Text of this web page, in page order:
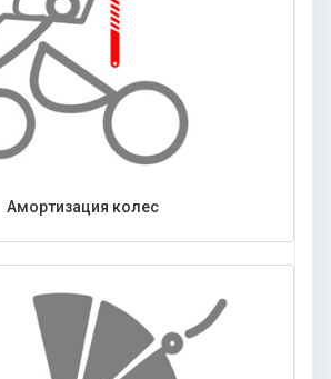
Амортизация колес